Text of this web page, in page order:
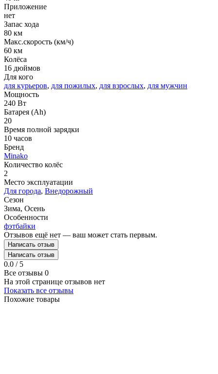
Приложение
нет
Запас хода
80 км
Макс.скорость (км/ч)
60 км
Колёса
16 дюймов
Для кого
для курьеров, для пожилых, для взрослых, для мужчин
Мощность
240 Вт
Батарея (Ah)
20
Время полной зарядки
10 часов
Бренд
Minako
Количество колёс
2
Место эксплуатации
Для города, Внедорожный
Сезон
Зима, Осень
Особенности
фэтбайки
Отзывов ещё нет — ваш может стать первым.
Написать отзыв
Написать отзыв
0.0 / 5
Все отзывы 0
На этой странице отзывов нет
Показать все отзывы
Похожие товары